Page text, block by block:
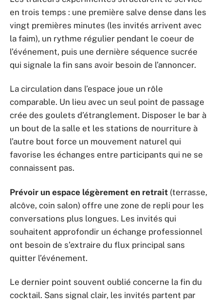
en trois temps : une première salve dense dans les
vingt premières minutes (les invités arrivent avec
la faim), un rythme régulier pendant le coeur de
l’événement, puis une dernière séquence sucrée
qui signale la fin sans avoir besoin de l’annoncer.
La circulation dans l’espace joue un rôle
comparable. Un lieu avec un seul point de passage
crée des goulets d’étranglement. Disposer le bar à
un bout de la salle et les stations de nourriture à
l’autre bout force un mouvement naturel qui
favorise les échanges entre participants qui ne se
connaissent pas.
Prévoir un espace légèrement en retrait (terrasse,
alcôve, coin salon) offre une zone de repli pour les
conversations plus longues. Les invités qui
souhaitent approfondir un échange professionnel
ont besoin de s’extraire du flux principal sans
quitter l’événement.
Le dernier point souvent oublié concerne la fin du
cocktail. Sans signal clair, les invités partent par